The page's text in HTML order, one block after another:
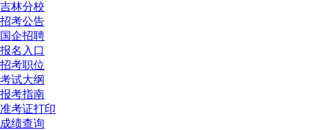
吉林分校
招考公告
国企招聘
报名入口
招考职位
考试大纲
报考指南
准考证打印
成绩查询